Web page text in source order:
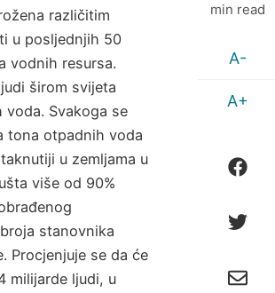
različitim
u posljednjih 50
vodnih resursa.
širom svijeta
Svakoga se
tona otpadnih voda
u zemljama u
više od 90%
stanovnika
Procjenjuje se da će
milijarde ljudi, u
min read
A-
A+